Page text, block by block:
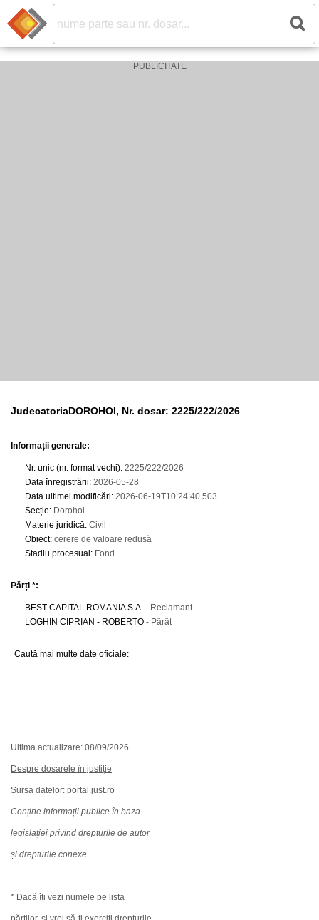
JudecatoriaDOROHOI, Nr. dosar: 2225/222/2026
Informații generale:
Nr. unic (nr. format vechi): 2225/222/2026
Data înregistrării: 2026-05-28
Data ultimei modificări: 2026-06-19T10:24:40.503
Secție: Dorohoi
Materie juridică: Civil
Obiect: cerere de valoare redusă
Stadiu procesual : Fond
Părți *:
BEST CAPITAL ROMANIA S.A. - Reclamant
LOGHIN CIPRIAN - ROBERTO - Pârât
Caută mai multe date oficiale:
Ultima actualizare: 08/09/2026
Despre dosarele în justiție
Sursa datelor: portal.just.ro
Conține informații publice în baza
legislației privind drepturile de autor
și drepturile conexe
* Dacă îți vezi numele pe lista